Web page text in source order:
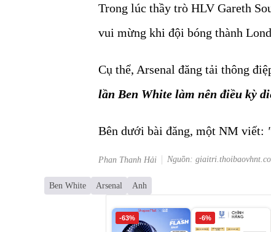
Trong lúc thầy trò HLV Gareth
vui mừng khi đội bóng thành
Cụ thể, Arsenal đăng tải thông
lần Ben White làm nên điều kỳ
Bên dưới bài đăng, một NM viết:
Phan Thanh Hải Nguồn:
Ben White Arsenal Anh
-63% -6%